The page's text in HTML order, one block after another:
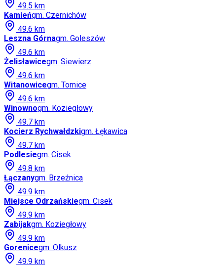
49.5 km
Kamieńgm. Czernichów
49.6 km
Leszna Górnagm. Goleszów
49.6 km
Żelisławicegm. Siewierz
49.6 km
Witanowicegm. Tomice
49.6 km
Winownogm. Koziegłowy
49.7 km
Kocierz Rychwałdzkigm. Łękawica
49.7 km
Podlesiegm. Cisek
49.8 km
Łączanygm. Brzeźnica
49.9 km
Miejsce Odrzańskiegm. Cisek
49.9 km
Zabijakgm. Koziegłowy
49.9 km
Gorenicegm. Olkusz
49.9 km